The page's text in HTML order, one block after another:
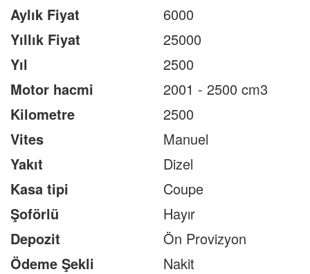
Aylık Fiyat
6000
Yıllık Fiyat
25000
Yıl
2500
Motor hacmi
2001 - 2500 cm3
Kilometre
2500
Vites
Manuel
Yakıt
Dizel
Kasa tipi
Coupe
Şoförlü
Hayır
Depozit
Ön Provizyon
Ödeme Şekli
Nakit